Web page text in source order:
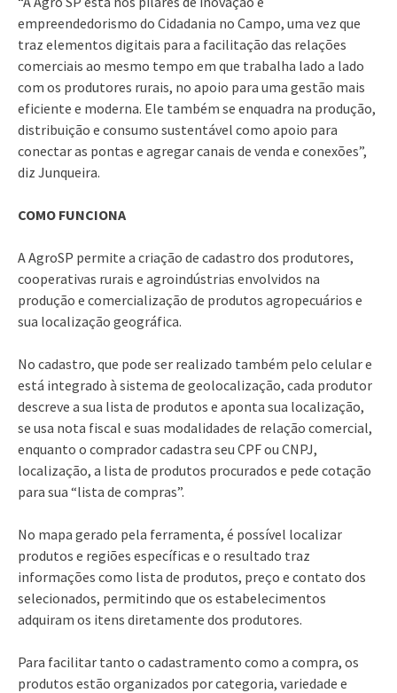
empreendedorismo do Cidadania no Campo, uma vez que
traz elementos digitais para a facilitação das relações
comerciais ao mesmo tempo em que trabalha lado a lado
com os produtores rurais, no apoio para uma gestão mais
eficiente e moderna. Ele também se enquadra na produção,
distribuição e consumo sustentável como apoio para
conectar as pontas e agregar canais de venda e conexões”,
diz Junqueira.
COMO FUNCIONA
A AgroSP permite a criação de cadastro dos produtores,
cooperativas rurais e agroindústrias envolvidos na
produção e comercialização de produtos agropecuários e
sua localização geográfica.
No cadastro, que pode ser realizado também pelo celular e
está integrado à sistema de geolocalização, cada produtor
descreve a sua lista de produtos e aponta sua localização,
se usa nota fiscal e suas modalidades de relação comercial,
enquanto o comprador cadastra seu CPF ou CNPJ,
localização, a lista de produtos procurados e pede cotação
para sua “lista de compras”.
No mapa gerado pela ferramenta, é possível localizar
produtos e regiões específicas e o resultado traz
informações como lista de produtos, preço e contato dos
selecionados, permitindo que os estabelecimentos
adquiram os itens diretamente dos produtores.
Para facilitar tanto o cadastramento como a compra, os
produtos estão organizados por categoria, variedade e